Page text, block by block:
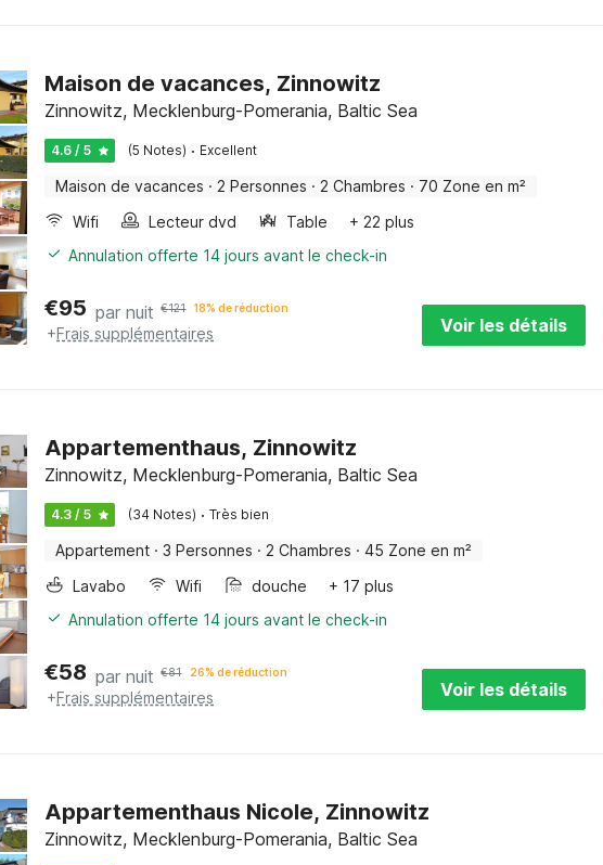
Maison de vacances, Zinnowitz
Zinnowitz, Mecklenburg-Pomerania, Baltic Sea
4.6 / 5 (5 Notes) · Excellent
Maison de vacances · 2 Personnes · 2 Chambres · 70 Zone en m²
Wifi
Lecteur dvd Table
+ 22 plus
Annulation offerte 14 jours avant le check-in
€95 par nuit €121 18% de réduction
+Frais supplémentaires Voir les détails
Appartementhaus, Zinnowitz
Zinnowitz, Mecklenburg-Pomerania, Baltic Sea
4.3 / 5 (34 Notes) · Très bien
Appartement · 3 Personnes · 2 Chambres · 45 Zone en m²
Lavabo
Wifi douche
+ 17 plus
Annulation offerte 14 jours avant le check-in
€58 par nuit €81 26% de réduction
+Frais supplémentaires Voir les détails
Appartementhaus Nicole, Zinnowitz
Zinnowitz, Mecklenburg-Pomerania, Baltic Sea